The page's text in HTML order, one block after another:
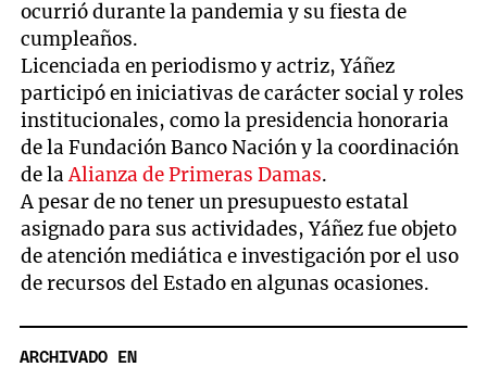
ocurrió durante la pandemia y su fiesta de
cumpleaños.
Licenciada en periodismo y actriz, Yáñez
participó en iniciativas de carácter social y roles
institucionales, como la presidencia honoraria
de la Fundación Banco Nación y la coordinación
de laAlianza de Primeras Damas.
A pesar de no tener un presupuesto estatal
asignado para sus actividades, Yáñez fue objeto
de atención mediática e investigación por el uso
de recursos del Estado en algunas ocasiones.
ARCHIVADO EN